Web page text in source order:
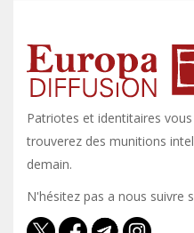
Patriotes et identitaires vous
trouverez des munitions
demain.
N'hésitez pas a nous suivre